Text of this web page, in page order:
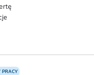
PRACY